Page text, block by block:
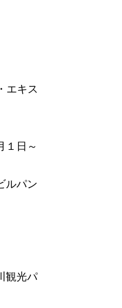
エキス
１日～
ルパン
観光パ